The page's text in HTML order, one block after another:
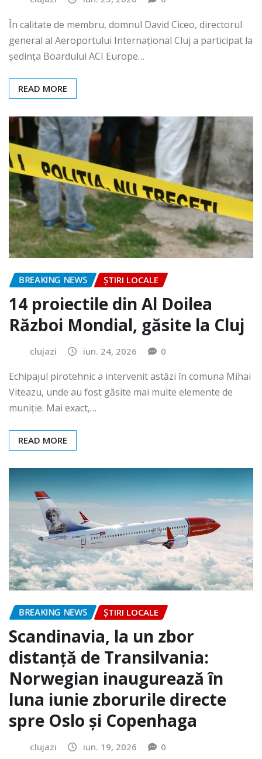
În calitate de membru, domnul David Ciceo, directorul
general al Aeroportului Internațional Cluj a participat la
ședința Boardului ACI Europe…
READ MORE
BREAKING NEWS ȘTIRI LOCALE
14 proiectile din Al Doilea
Război Mondial, găsite la Cluj
clujazi iun. 24, 2026 0
Echipajul pirotehnic a intervenit astăzi în comuna Mihai
Viteazu, unde au fost găsite mai multe elemente de
muniție. Mai exact,…
READ MORE
BREAKING NEWS ȘTIRI LOCALE
Scandinavia, la un zbor
distanță de Transilvania:
Norwegian inaugurează în
luna iunie zborurile directe
spre Oslo și Copenhaga
clujazi iun. 19, 2026 0